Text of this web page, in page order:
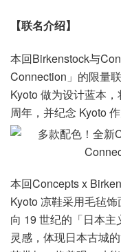
【联名介绍】
本回Birkenstock与
Connection」的限量
Kyoto 做为设计蓝本
周年，并纪念 Kyoto
本回Concepts x
Kyoto 凉鞋采用毛毡
向 19 世纪的「日本
灵感，体现日本古城